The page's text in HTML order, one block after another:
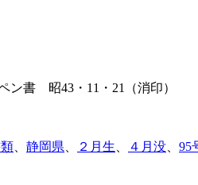
ン書 昭43・11・21（消印）
静岡県 ２月生 ４月没 95